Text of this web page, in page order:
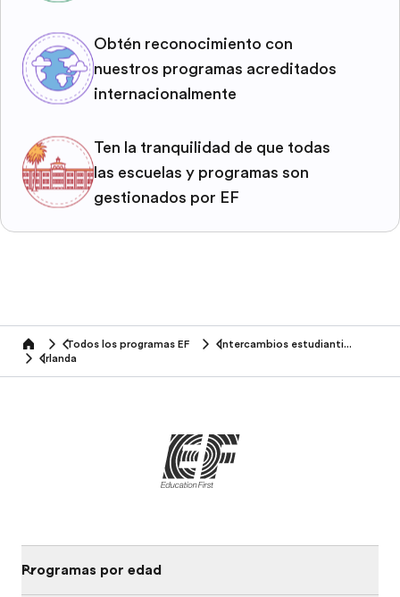
Obtén reconocimiento con
nuestros programas acreditados
internacionalmente
Ten la tranquilidad de que todas
las escuelas y programas son
gestionados por EF
home Todos los programas EF
Intercambios estudiantiles
Irlanda
Programas por edad